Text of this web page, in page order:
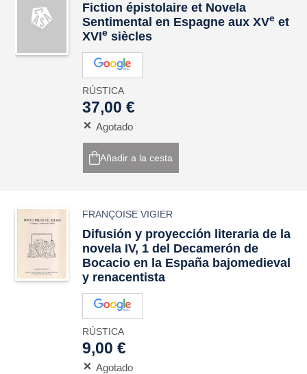
Fiction épistolaire et Novela
Sentimental en Espagne aux XVe et
XVIe siècles
RÚSTICA
37,00 €
Agotado
Añadir a la cesta
FRANÇOISE VIGIER
Difusión y proyección literaria de la
novela IV, 1 del Decamerón de
Bocacio en la España bajomedieval
y renacentista
RÚSTICA
9,00 €
Agotado